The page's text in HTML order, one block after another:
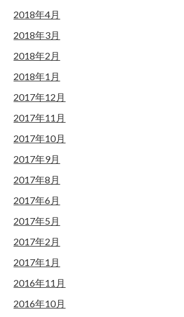
2018年4月
2018年3月
2018年2月
2018年1月
2017年12月
2017年11月
2017年10月
2017年9月
2017年8月
2017年6月
2017年5月
2017年2月
2017年1月
2016年11月
2016年10月